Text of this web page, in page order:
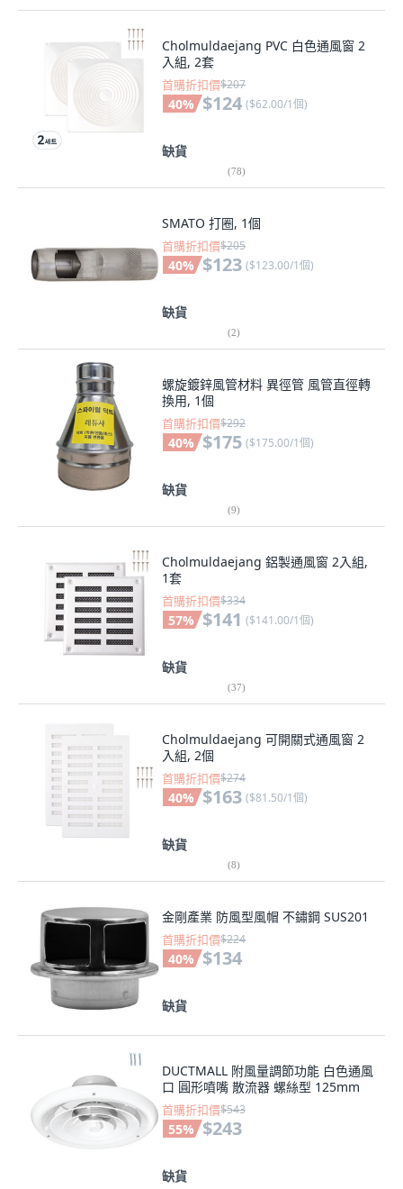
Cholmuldaejang PVC 白色通風窗 2
入組, 2套
首購折扣價$207
40% $124 ($62.00/1個)
缺貨
(78)
SMATO 打圈, 1個
首購折扣價$205
40% $123 ($123.00/1個)
缺貨
(2)
螺旋鍍鋅風管材料 異徑管 風管直徑轉
換用, 1個
首購折扣價$292
40% $175 ($175.00/1個)
缺貨
(9)
Cholmuldaejang 鋁製通風窗 2入組,
1套
首購折扣價$334
57% $141 ($141.00/1個)
缺貨
(37)
Cholmuldaejang 可開關式通風窗 2
入組, 2個
首購折扣價$274
40% $163 ($81.50/1個)
缺貨
(8)
金剛產業 防風型風帽 不鏽鋼 SUS201
首購折扣價$224
40% $134
缺貨
DUCTMALL 附風量調節功能 白色通風
口 圓形噴嘴 散流器 螺絲型 125mm
首購折扣價$543
55% $243
缺貨